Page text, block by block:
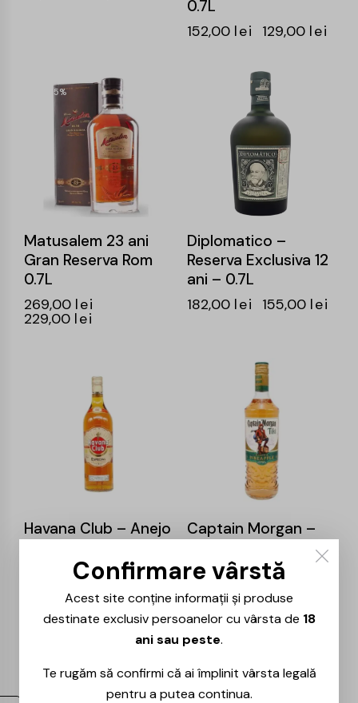
0.7L
152,00 lei 129,00 lei
-15%
Matusalem 23 ani
Gran Reserva Rom
0.7L
269,00 lei
229,00 lei
Diplomatico –
Reserva Exclusiva 12
ani – 0.7L
182,00 lei 155,00 lei
Havana Club – Anejo
lei 74,00lei
Captain Morgan –
77,00lei 65,00
-15%
Confirmare vârstă
Acest site conține informații și produse
destinate exclusiv persoanelor cu vârsta de 18
ani sau peste.
Te rugăm să confirmi că ai împlinit vârsta legală
pentru a putea continua.